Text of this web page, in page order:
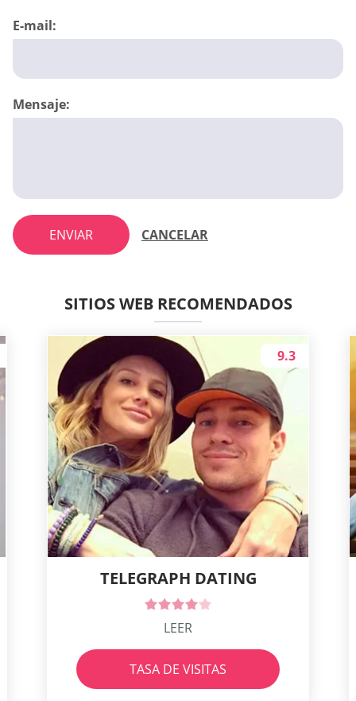
E-mail:
Mensaje:
ENVIAR CANCELAR
SITIOS WEB RECOMENDADOS
TELEGRAPH DATING
9.3
LEER
TASA DE VISITAS